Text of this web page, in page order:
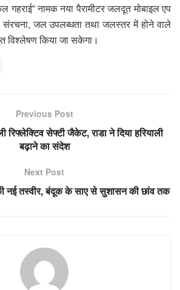
गहराई” नामक नया पैरामीटर जलदूत मोबाइल एप
जल उपलब्धता तथा जलस्तर में होने वाले
विश्लेषण किया जा सकेगा।
Previous Post
सेफ्टी जैकेट, राडा ने दिया हरियाली
बढ़ाने का संदेश
Next Post
नई तस्वीर, बंदूक के साए से सुशासन की छांव तक